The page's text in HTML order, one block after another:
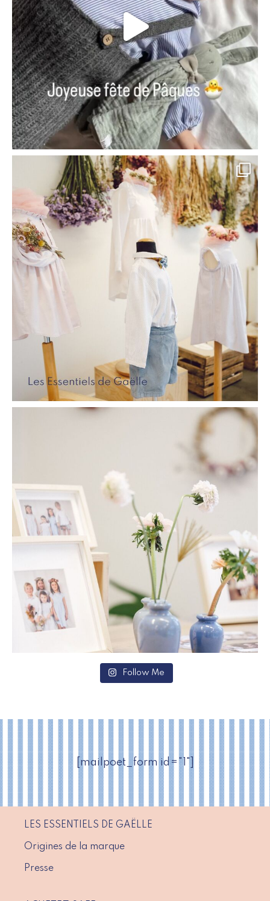
Follow Me
[mailpoet_form id="1"]
LES ESSENTIELS DE GAËLLE
Origines de la marque
Presse